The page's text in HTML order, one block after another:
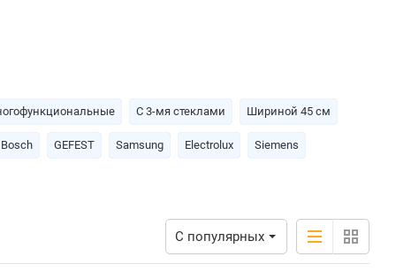
С 3-мя стеклами Шириной 45 см
Bosch GEFEST Samsung Electrolux Siemens
С популярных